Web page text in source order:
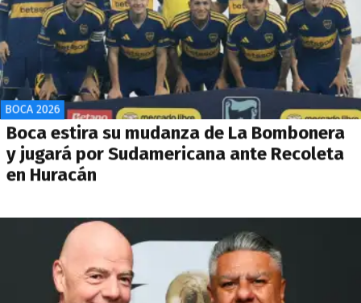
BOCA 2026
Boca estira su mudanza de La Bombonera
y jugará por Sudamericana ante Recoleta
en Huracán